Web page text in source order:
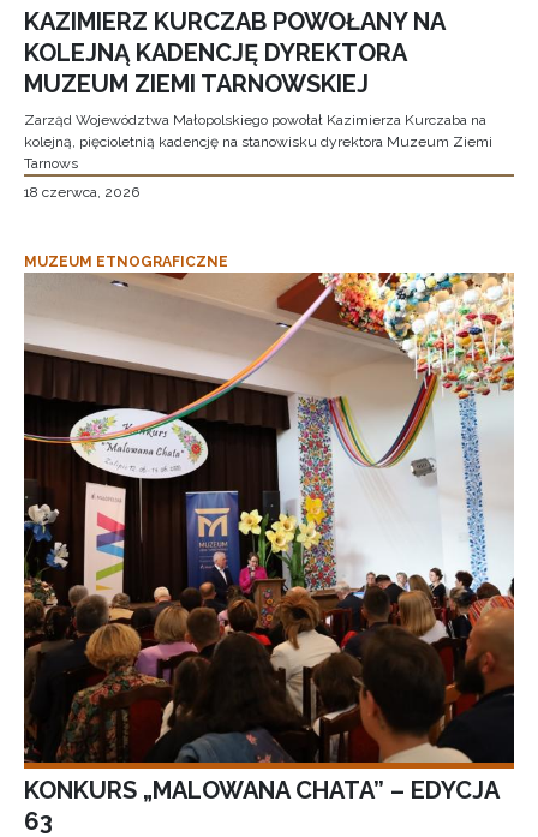
KAZIMIERZ KURCZAB POWOŁANY NA
KOLEJNĄ KADENCJĘ DYREKTORA
MUZEUM ZIEMI TARNOWSKIEJ
Zarząd Województwa Małopolskiego powołał Kazimierza Kurczaba na
kolejną, pięcioletnią kadencję na stanowisku dyrektora Muzeum Ziemi
Tarnows
18 czerwca, 2026
MUZEUM ETNOGRAFICZNE
KONKURS „MALOWANA CHATA” – EDYCJA
63